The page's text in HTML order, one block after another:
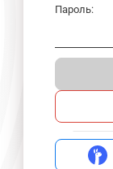
Пароль: